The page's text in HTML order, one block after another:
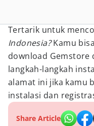
Tertarik untuk
Indonesia?Kamu
download Gemstore
langkah-langkah
alamat ini jika kamu
instalasi dan
Share Article